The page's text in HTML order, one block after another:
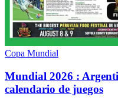
Copa Mundial
Mundial 2026 :
calendario de juegos